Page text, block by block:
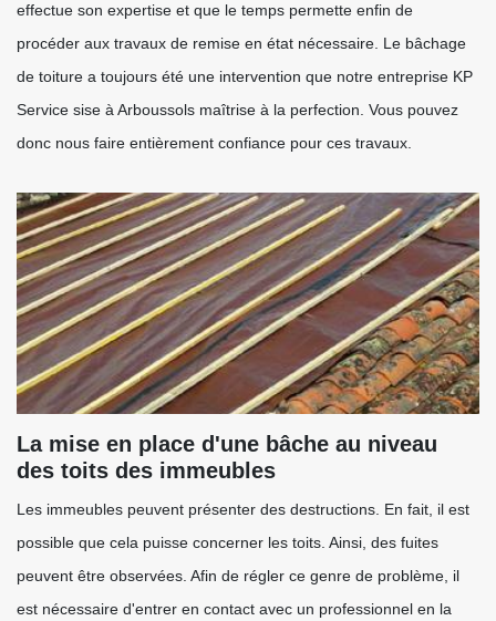
effectue son expertise et que le temps permette enfin de
procéder aux travaux de remise en état nécessaire. Le bâchage
de toiture a toujours été une intervention que notre entreprise KP
Service sise à Arboussols maîtrise à la perfection. Vous pouvez
donc nous faire entièrement confiance pour ces travaux.
La mise en place d'une bâche au niveau
des toits des immeubles
Les immeubles peuvent présenter des destructions. En fait, il est
possible que cela puisse concerner les toits. Ainsi, des fuites
peuvent être observées. Afin de régler ce genre de problème, il
est nécessaire d'entrer en contact avec un professionnel en la